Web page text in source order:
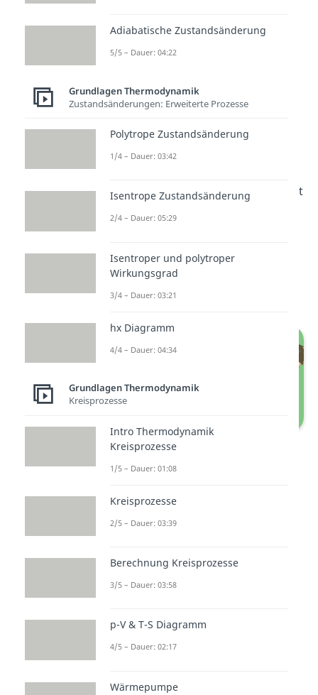
Gleichgewicht
thermische Gleichgewicht. Es setzt
voraus, dass sowohl alle Teile
getrennten Systems, als auch die
Umgebung selbst die gleiche
Temperatur haben.
Thermisches Gleichgewicht
Kühlschrank stellst und dieses
nach einiger Zeit die Temperatur
findet kein weiterer Wärmefluss
mehr statt. Es herrscht ein
Das thermodynamische
Adiabatische Zustandsänderung
5/5 – Dauer: 04:22
Grundlagen Thermodynamik
Zustandsänderungen: Erweiterte Prozesse
Polytrope Zustandsänderung
1/4 – Dauer: 03:42
Isentrope Zustandsänderung
2/4 – Dauer: 05:29
Isentroper und polytroper
Wirkungsgrad
3/4 – Dauer: 03:21
hx Diagramm
4/4 – Dauer: 04:34
Grundlagen Thermodynamik
Kreisprozesse
Intro Thermodynamik
Kreisprozesse
1/5 – Dauer: 01:08
Kreisprozesse
2/5 – Dauer: 03:39
Berechnung Kreisprozesse
3/5 – Dauer: 03:58
p-V & T-S Diagramm
4/5 – Dauer: 02:17
Wärmepumpe